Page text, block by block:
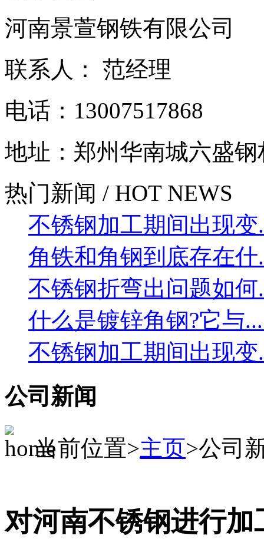
河南景萱钢铁有限公司
联系人： 范经理
电话：13007517868
地址：郑州华南城六盛
热门新闻 / HOT NEWS
不锈钢加工期间出现变
角铁和角钢到底存在什
不锈钢折弯出问题如何
什么是镀锌角钢?它与
不锈钢加工期间出现变
公司新闻
当前位置>主页>公司
对河南不锈钢进行